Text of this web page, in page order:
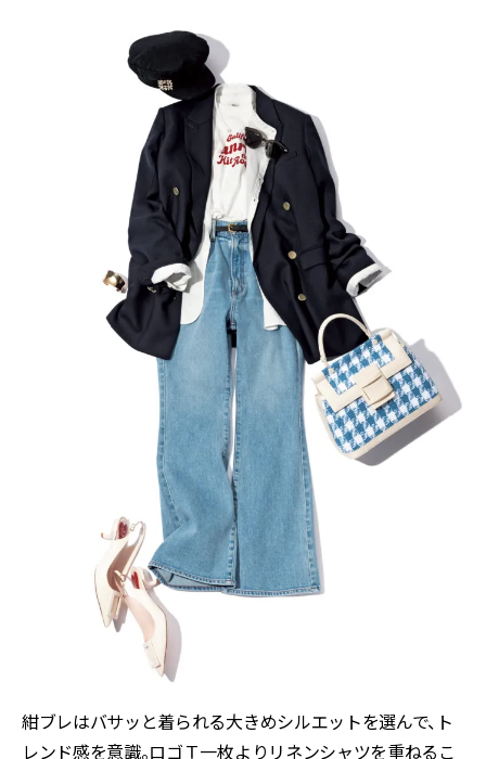
紺ブレはバサッと着られる大きめシルエットを選んで、ト
レンド感を意識。ロゴＴ一枚よりリネンシャツを重ねるこ